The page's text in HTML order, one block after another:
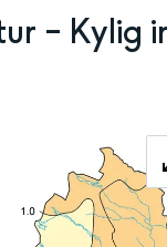
– Kylig